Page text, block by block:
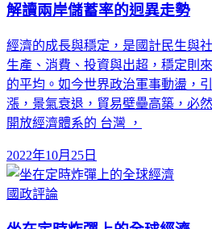
解讀兩岸儲蓄率的迥異走勢
經濟的成長與穩定，是國計民生與
生產、消費、投資與出超，穩定則
的平均。如今世界政治軍事動盪，
漲，景氣衰退，貿易壁壘高築，必
開放經濟體系的 台灣 ，
2022年10月25日
國政評論